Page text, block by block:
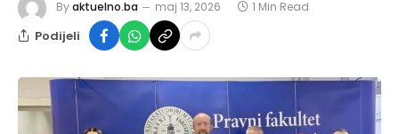
Byaktuelno.ba maj 13, 2026 1 Min Read
Podijeli